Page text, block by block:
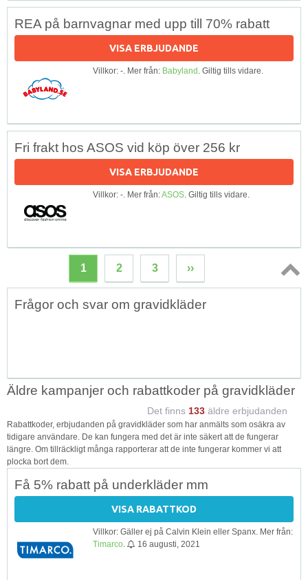
REA på barnvagnar med upp till 70% rabatt
VISA ERBJUDANDE
Villkor: -. Mer från: Babyland. Giltig tills vidare.
Fri frakt hos ASOS vid köp över 256 kr
VISA ERBJUDANDE
Villkor: -. Mer från:ASOS. Giltig tills vidare.
1 2 3 ››
Topp
Frågor och svar om gravidkläder
Äldre kampanjer och rabattkoder på gravidkläder
Det finns 133 äldre erbjudanden
Rabattkoder, erbjudanden på gravidkläder som har anmälts som osäkra av
tidigare användare. De kan fungera med det är inte säkert att de fungerar
längre. Om tillräckligt många rapporterar att de inte fungerar kommer vi att
plocka bort dem.
Få 5% rabatt på underkläder mm
VISA RABATTKOD
Villkor: Gäller ej på Calvin Klein eller Spanx. Mer från:
Timarco
16 augusti, 2021